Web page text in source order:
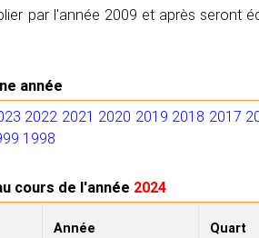
par l'année 2009 et après seront
année
2022 2021 2020 2019 2018 2017
1998
cours de l'année 2024
Année Quart